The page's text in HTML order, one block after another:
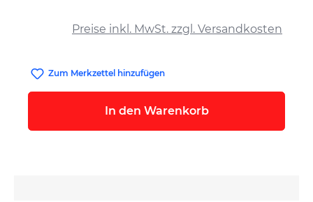
Preise inkl. MwSt. zzgl. Versandkosten
Zum Merkzettel hinzufügen
In den Warenkorb